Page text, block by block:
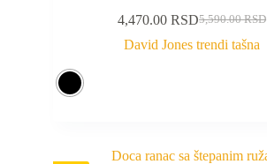
5,590.00RSD
4,470.00RSD
David Jones trendi tašna